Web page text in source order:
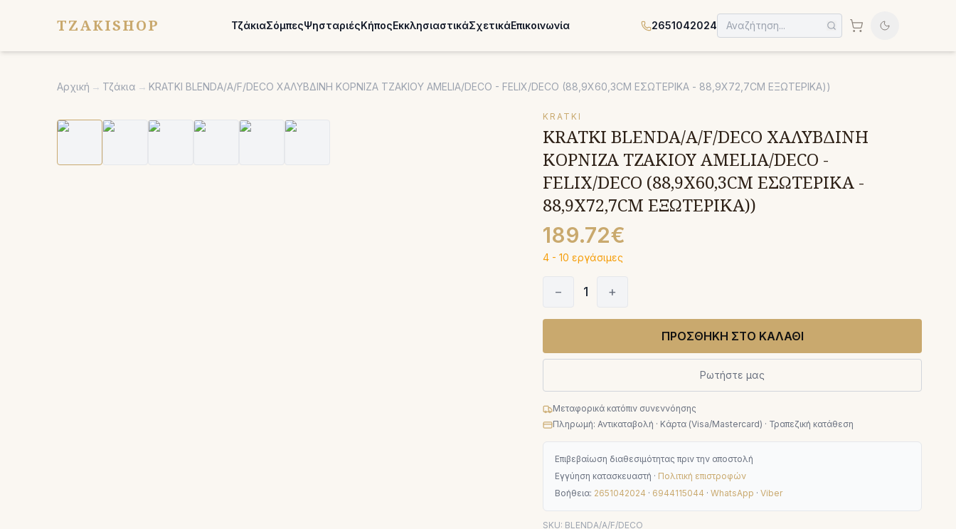
TZAKISHOP ΤζάκιαΣόμπεςΨησταριέςΚήποςΕκκλησιαστικάΣχετικάΕπικοινωνία 2651042024
Αρχική → Τζάκια → KRATKI BLENDA/A/F/DECO ΧΑΛΥΒΔΙΝΗ ΚΟΡΝΙΖΑ ΤΖΑΚΙΟΥ AMELIA/DECO - FELIX/DECO (88,9X60,3CM ΕΣΩΤΕΡΙΚΑ - 88,9Χ72,7CM ΕΞΩΤΕΡΙΚΑ))
KRATKI
KRATKI BLENDA/A/F/DECO ΧΑΛΥΒΔΙΝΗ
ΚΟΡΝΙΖΑ ΤΖΑΚΙΟΥ AMELIA/DECO -
FELIX/DECO (88,9X60,3CM ΕΣΩΤΕΡΙΚΑ -
88,9Χ72,7CM ΕΞΩΤΕΡΙΚΑ))
189.72€
4 - 10 εργάσιμες
− 1 +
ΠΡΟΣΘΗΚΗ ΣΤΟ ΚΑΛΑΘΙ
Ρωτήστε μας
Μεταφορικά κατόπιν συνεννόησης
Πληρωμή: Αντικαταβολή · Κάρτα (Visa/Mastercard) · Τραπεζική κατάθεση
Επιβεβαίωση διαθεσιμότητας πριν την αποστολή
Εγγύηση κατασκευαστή · Πολιτική επιστροφών
Βοήθεια: 2651042024 · 6944115044 · WhatsApp · Viber
SKU: BLENDA/A/F/DECO